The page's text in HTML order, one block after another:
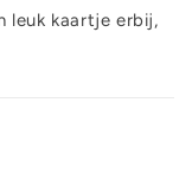
leuk kaartje erbij,